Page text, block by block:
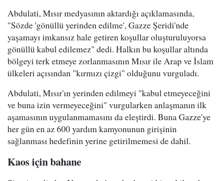
Abdulati, Mısır medyasının aktardığı açıklamasında,
"Sözde 'gönüllü yerinden edilme', Gazze Şeridi'nde
yaşamayı imkansız hale getiren koşullar oluşturuluyorsa
gönüllü kabul edilemez" dedi. Halkın bu koşullar altında
bölgeyi terk etmeye zorlanmasının Mısır ile Arap ve İslam
ülkeleri açısından "kırmızı çizgi" olduğunu vurguladı.
Abdulati, Mısır'ın yerinden edilmeyi "kabul etmeyeceğini
ve buna izin vermeyeceğini" vurgularken anlaşmanın ilk
aşamasının uygulanmamasını da eleştirdi. Buna Gazze'ye
her gün en az 600 yardım kamyonunun girişinin
sağlanması hedefinin yerine getirilmemesi de dahil.
Kaos için bahane